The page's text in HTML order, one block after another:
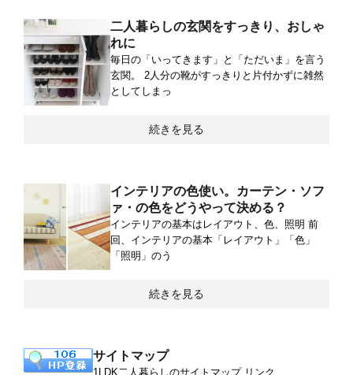
二人暮らしの玄関をすっきり、おしゃ
れに
毎日の「いってきます」と「ただいま」を言う
玄関。 2人分の靴がすっきりと片付かずに雑然
としてしまっ
続きを見る
インテリアの色使い。カーテン・ソフ
ァ・の色をどうやって決める？
インテリアの基本はレイアウト、色、照明 前
回、インテリアの基本「レイアウト」「色」
「照明」のう
続きを見る
サイトマップ
1LDK二人暮らしのサイトマップ リンク